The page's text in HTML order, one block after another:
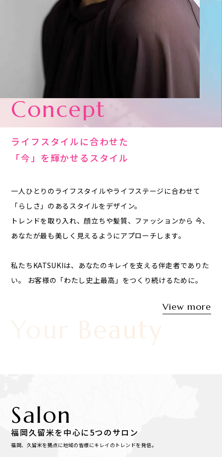
Concept
ライフスタイルに合わせた
「今」を輝かせるスタイル
一人ひとりのライフスタイルやライフステージに合わせて
「らしさ」のあるスタイルをデザイン。
トレンドを取り入れ、顔立ちや髪質、ファッションから 今、
あなたが最も美しく見えるようにアプローチします。
私たちKATSUKIは、あなたのキレイを支える伴走者でありた
い。
お客様の「わたし史上最高」をつくり続けるために。
View more
Your Beauty
Salon
福岡久留米を中心に5つのサロン
福岡、久留米を拠点に地域の皆様にキレイのトレンドを発信。